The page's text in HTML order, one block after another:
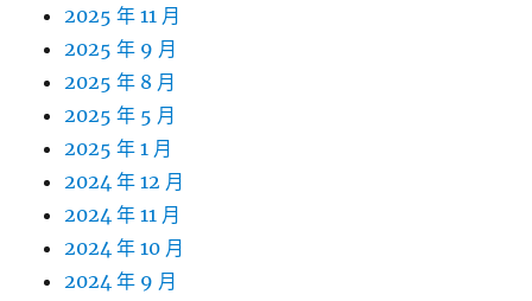
2025 年 11 月
2025 年 9 月
2025 年 8 月
2025 年 5 月
2025 年 1 月
2024 年 12 月
2024 年 11 月
2024 年 10 月
2024 年 9 月